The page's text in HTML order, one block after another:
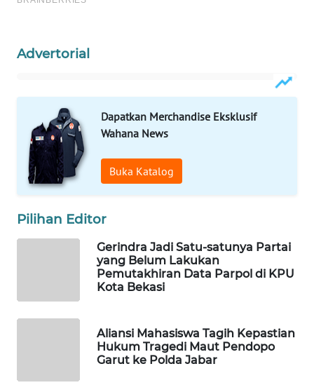
Advertorial
Dapatkan Merchandise Eksklusif
Wahana News
Buka Katalog
Pilihan Editor
Gerindra Jadi Satu-satunya Partai
yang Belum Lakukan
Pemutakhiran Data Parpol di KPU
Kota Bekasi
Aliansi Mahasiswa Tagih Kepastian
Hukum Tragedi Maut Pendopo
Garut ke Polda Jabar
SPORT
UMKM
WAHANA
SELEB
WAHANA
PERSONA
OTOMOTIF
WAHANA
DESA
WAHANA